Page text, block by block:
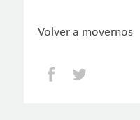
Volver a movernos
Facebook